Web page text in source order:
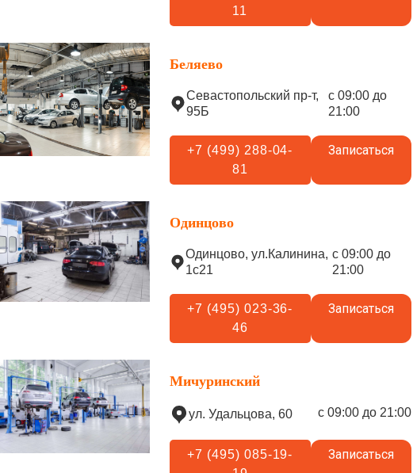
11
Беляево
Севастопольский пр-т,
95Б
с 09:00 до
21:00
+7 (499) 288-04-
81
Записаться
Одинцово
Одинцово, ул.Калинина,
1с21
с 09:00 до
21:00
+7 (495) 023-36-
46
Записаться
Мичуринский
ул. Удальцова, 60 с 09:00 до 21:00
+7 (495) 085-19-
Записаться